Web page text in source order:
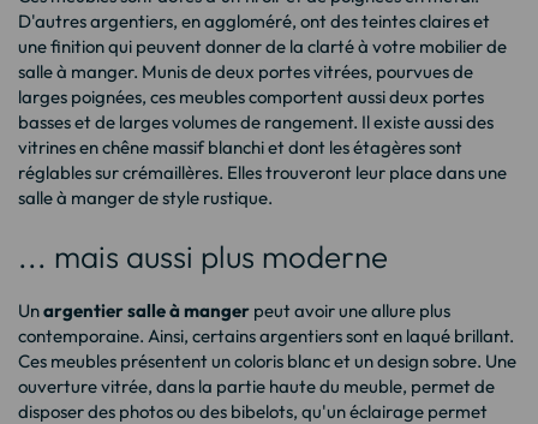
D'autres argentiers, en aggloméré, ont des teintes claires et
une finition qui peuvent donner de la clarté à votre mobilier de
salle à manger. Munis de deux portes vitrées, pourvues de
larges poignées, ces meubles comportent aussi deux portes
basses et de larges volumes de rangement. Il existe aussi des
vitrines en chêne massif blanchi et dont les étagères sont
réglables sur crémaillères. Elles trouveront leur place dans une
salle à manger de style rustique.
... mais aussi plus moderne
Unargentier salle à manger peut avoir une allure plus
contemporaine. Ainsi, certains argentiers sont en laqué brillant.
Ces meubles présentent un coloris blanc et un design sobre. Une
ouverture vitrée, dans la partie haute du meuble, permet de
disposer des photos ou des bibelots, qu'un éclairage permet